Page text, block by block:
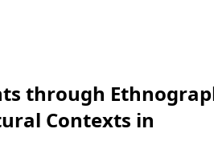
through
Contexts in